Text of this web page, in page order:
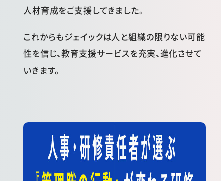
人材育成をご支援してきました。
これからもジェイックは人と組織の限りない可能
性を信じ、教育支援サービスを充実、進化させて
いきます。